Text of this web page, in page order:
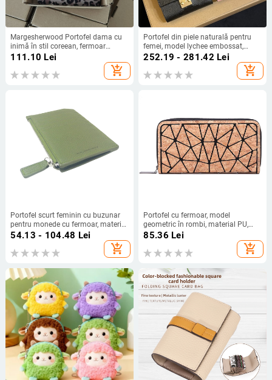
Margesherwood Portofel dama cu
inimă în stil coreean, fermoar
pentru monede, leopard print,
material PU, spațiu pentru carduri și
documente
111.10 Lei
add_shopping_cart
Portofel din piele naturală pentru
femei, model lychee embossat,
scurt pentru carduri, capacitate
252.19 - 281.42 Lei
add_shopping_cart
Portofel scurt feminin cu buzunar
pentru monede cu fermoar, material
PU, căptușeală PU, marcă OEM,
54.13 - 104.48 Lei
add_shopping_cart
Portofel cu fermoar, model
geometric în rombi, material PU,
căptușeală poliester, Philonsu, stil
Tendință națională nouă, lansare
2025
85.36 Lei
add_shopping_cart